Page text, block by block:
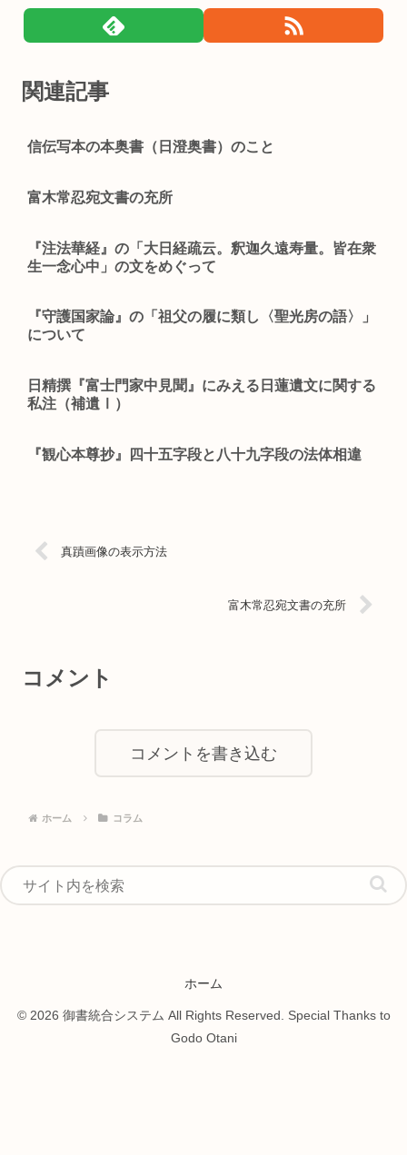
関連記事
信伝写本の本奥書（日澄奥書）のこと
富木常忍宛文書の充所
『注法華経』の「大日経疏云。釈迦久遠寿量。皆在衆
生一念心中」の文をめぐって
『守護国家論』の「祖父の履に類し〈聖光房の語〉」
について
日精撰『富士門家中見聞』にみえる日蓮遺文に関する
私注（補遺Ⅰ）
『観心本尊抄』四十五字段と八十九字段の法体相違
真蹟画像の表示方法
富木常忍宛文書の充所
コメント
コメントを書き込む
ホーム コラム
ホーム
© 2026 御書統合システム All Rights Reserved. Special Thanks to
Godo Otani